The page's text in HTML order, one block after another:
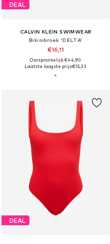
DEAL
CALVIN KLEIN SWIMWEAR
Bikinibroek 'DELTA'
€16,11
Oorspronkelijk: €44,90
Laatste laagste prijs:€15,33
DEAL